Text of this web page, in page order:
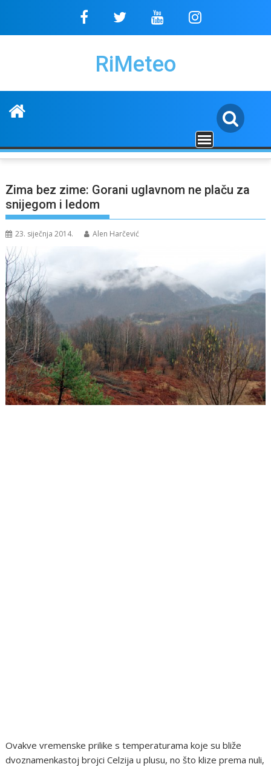
content
RiMeteo
Zima bez zime: Gorani uglavnom ne plaču za
snijegom i ledom
23. siječnja 2014. Alen Harčević
Ovakve vremenske prilike s temperaturama koje su bliže
dvoznamenkastoj brojci Celzija u plusu, no što klize prema nuli,